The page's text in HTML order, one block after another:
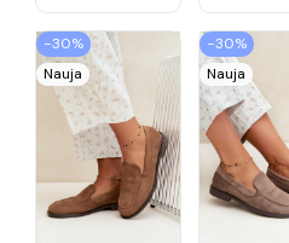
−30%
Nauja
−30%
Nauja